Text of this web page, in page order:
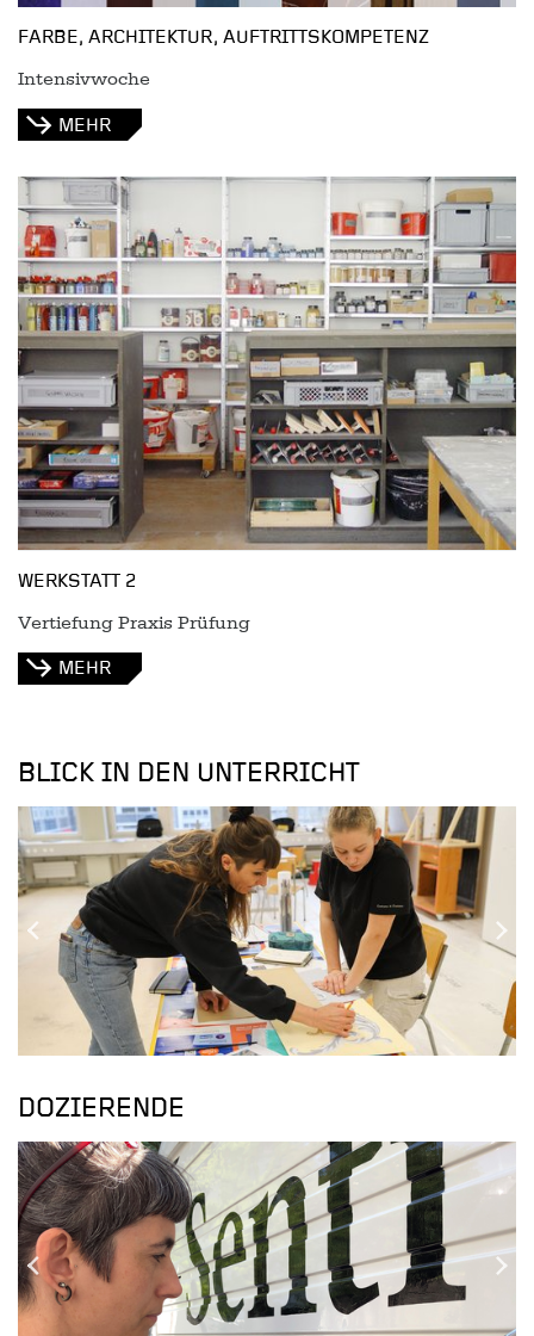
FARBE, ARCHITEKTUR, AUFTRITTSKOMPETENZ
Intensivwoche
MEHR
WERKSTATT 2
Vertiefung Praxis Prüfung
MEHR
BLICK IN DEN UNTERRICHT
Previous
Next
Slide
DOZIERENDE
Previous
Slide
Next
Slide